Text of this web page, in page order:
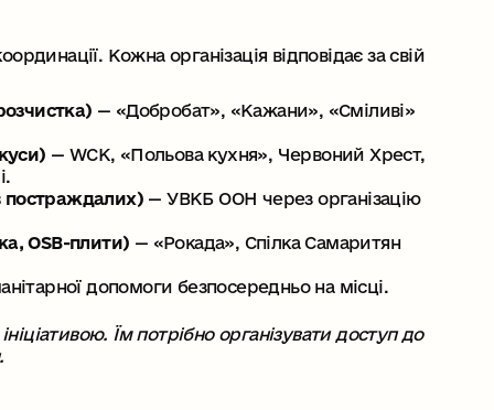
Кожна організація відповідає за свій
— «Добробат», «Кажани», «Сміливі»
— WCK, «Польова кухня», Червоний Хрест,
постраждалих)— УВКБ ООН через організацію
ОSB-плити) — «Рокада», Спілка Самаритян
допомоги безпосередньо на місці.
Їм потрібно організувати доступ до